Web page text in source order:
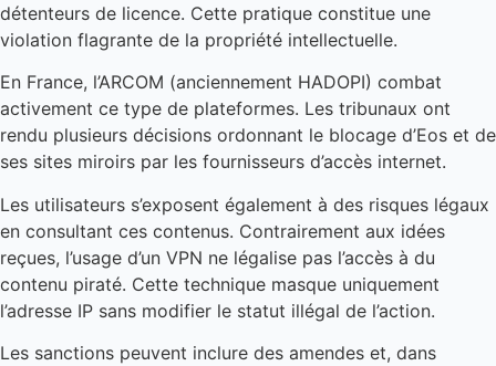
détenteurs de licence. Cette pratique constitue une
violation flagrante de la propriété intellectuelle.
En France, l’ARCOM (anciennement HADOPI) combat
activement ce type de plateformes. Les tribunaux ont
rendu plusieurs décisions ordonnant le blocage d’Eos et de
ses sites miroirs par les fournisseurs d’accès internet.
Les utilisateurs s’exposent également à des risques légaux
en consultant ces contenus. Contrairement aux idées
reçues, l’usage d’un VPN ne légalise pas l’accès à du
contenu piraté. Cette technique masque uniquement
l’adresse IP sans modifier le statut illégal de l’action.
Les sanctions peuvent inclure des amendes et, dans